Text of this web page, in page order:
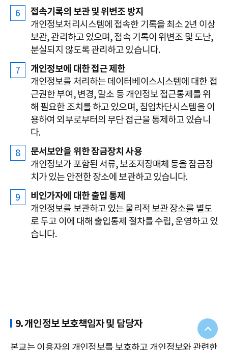
접속기록의 보관 및 위변조 방지
개인정보처리시스템에 접속한 기록을 최소 2년 이상
보관, 관리하고 있으며, 접속 기록이 위변조 및 도난,
분실되지 않도록 관리하고 있습니다.
개인정보에 대한 접근 제한
개인정보를 처리하는 데이터베이스시스템에 대한 접
근권한 부여, 변경, 말소 등 개인정보 접근통제를 위
해 필요한 조치를 하고 있으며, 침입차단시스템을 이
용하여 외부로부터의 무단 접근을 통제하고 있습니
다.
문서보안을 위한 잠금장치 사용
개인정보가 포함된 서류, 보조저장매체 등을 잠금장
치가 있는 안전한 장소에 보관하고 있습니다.
비인가자에 대한 출입 통제
개인정보를 보관하고 있는 물리적 보관 장소를 별도
로 두고 이에 대해 출입통제 절차를 수립, 운영하고 있
습니다.
9. 개인정보 보호책임자 및 담당자
본교는 이용자의 개인정보를 보호하고 개인정보와 관련한